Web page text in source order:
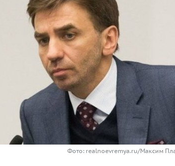
Фото: realnoevremya.ru/Максим